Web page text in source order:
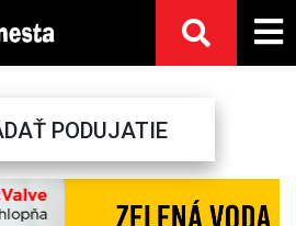
PODUJATIE